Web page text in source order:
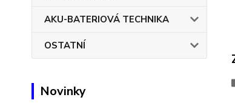
AKU-BATERIOVÁ TECHNIKA
OSTATNÍ
Novinky